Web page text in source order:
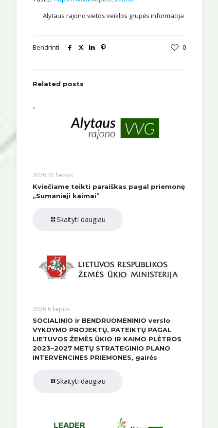
Alytaus rajono vietos veiklos grupės informacija
Bendrinti 0
Related posts
2026 31 liepos
Kviečiame teikti paraiškas pagal priemonę
„Sumanieji kaimai”
Skaityti daugiau
2026 6 liepos
SOCIALINIO ir BENDRUOMENINIO verslo
VYKDYMO PROJEKTŲ, PATEIKTŲ PAGAL
LIETUVOS ŽEMĖS ŪKIO IR KAIMO PLĖTROS
2023–2027 METŲ STRATEGINIO PLANO
INTERVENCINES PRIEMONES, gairės
Skaityti daugiau